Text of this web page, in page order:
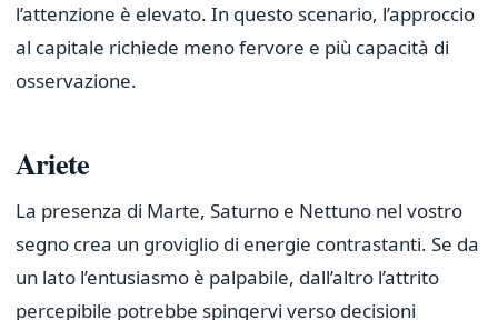
l’attenzione è elevato. In questo scenario, l’approccio
al capitale richiede meno fervore e più capacità di
osservazione.
Ariete
La presenza di Marte, Saturno e Nettuno nel vostro
segno crea un groviglio di energie contrastanti. Se da
un lato l’entusiasmo è palpabile, dall’altro l’attrito
percepibile potrebbe spingervi verso decisioni